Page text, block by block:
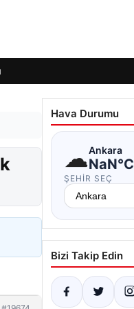
Hava Durumu
☁Ankara
NaN°C
ŞEHIR SEÇ
Bizi Takip Edin